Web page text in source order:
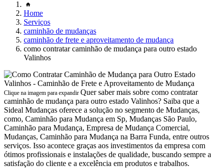
Home
Serviços
caminhão de mudanças
caminhão de frete e aproveitamento de mudança
como contratar caminhão de mudança para outro estado
Valinhos
Clique na imagem para expandir Quer saber mais sobre como contratar
caminhão de mudança para outro estado Valinhos? Saiba que a
Sideal Mudanças oferece a solução no segmento de Mudanças,
como, Caminhão para Mudança em Sp, Mudanças São Paulo,
Caminhão para Mudança, Empresa de Mudança Comercial,
Mudanças, Caminhão para Mudança na Barra Funda, entre outros
serviços. Isso acontece graças aos investimentos da empresa com
ótimos profissionais e instalações de qualidade, buscando sempre a
satisfação do cliente e a excelência em produtos e trabalhos.